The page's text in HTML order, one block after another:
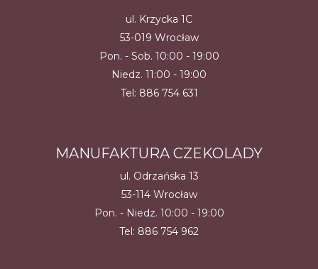
ul. Krzycka 1C
53-019 Wrocław
Pon. - Sob. 10:00 - 19:00
Niedz. 11:00 - 19:00
Tel: 886 754 631
MANUFAKTURA CZEKOLADY
ul. Odrzańska 13
53-114 Wrocław
Pon. - Niedz. 10:00 - 19:00
Tel: 886 754 962